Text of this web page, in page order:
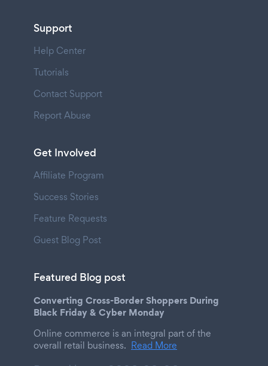
Support
Help Center
Tutorials
Contact Support
Report Abuse
Get Involved
Affiliate Program
Success Stories
Feature Requests
Guest Blog Post
Featured Blog post
Converting Cross-Border Shoppers During
Black Friday & Cyber Monday
Online commerce is an integral part of the
overall retail business. Read More